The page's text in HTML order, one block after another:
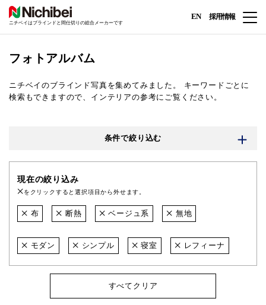
ニチベイはブラインドと間仕切りの総合メーカーです
EN 採用情報
フォトアルバム
ニチベイのブラインド写真を集めてみました。
キーワードごとに
検索もできますので、インテリアの参考にご覧ください。
条件で絞り込む
現在の絞り込み
をクリックすると選択項目から外せます。
布 断熱 ベージュ系 無地
モダン シンプル 寝室 レフィーナ
すべてクリア